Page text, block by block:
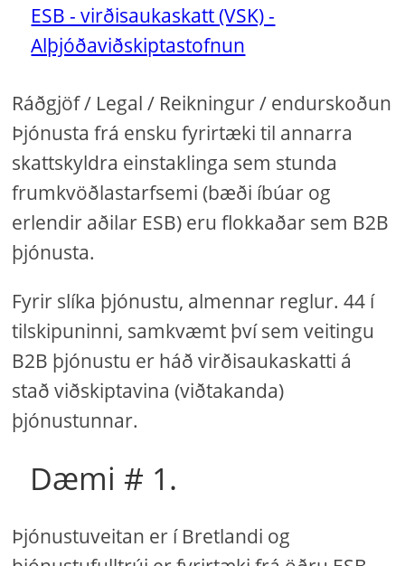
ESB - virðisaukaskatt (VSK) -
Alþjóðaviðskiptastofnun
Ráðgjöf / Legal / Reikningur / endurskoðun
Þjónusta frá ensku fyrirtæki til annarra
skattskyldra einstaklinga sem stunda
frumkvöðlastarfsemi (bæði íbúar og
erlendir aðilar ESB) eru flokkaðar sem B2B
þjónusta.
Fyrir slíka þjónustu, almennar reglur. 44 í
tilskipuninni, samkvæmt því sem veitingu
B2B þjónustu er háð virðisaukaskatti á
stað viðskiptavina (viðtakanda)
þjónustunnar.
Dæmi # 1.
Þjónustuveitan er í Bretlandi og